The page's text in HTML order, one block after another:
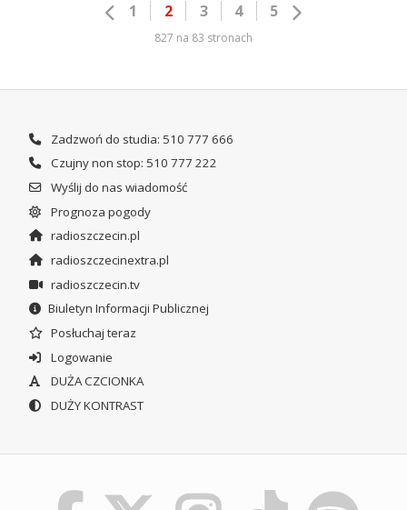
1 2 3 4 5
827 na 83 stronach
Zadzwoń do studia: 510 777 666
Czujny non stop: 510 777 222
Wyślij do nas wiadomość
Prognoza pogody
radioszczecin.pl
radioszczecinextra.pl
radioszczecin.tv
Biuletyn Informacji Publicznej
Posłuchaj teraz
Logowanie
DUŻA CZCIONKA
DUŻY KONTRAST